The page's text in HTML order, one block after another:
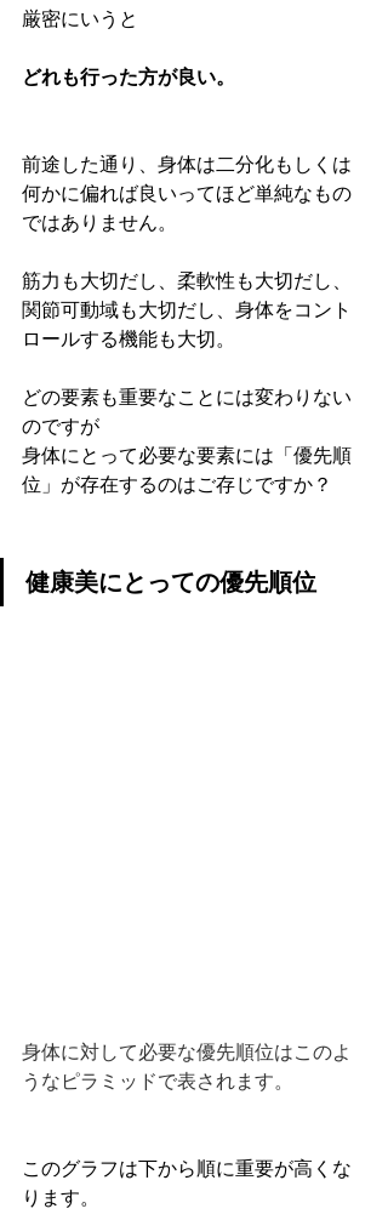
厳密にいうと
どれも行った方が良い。
前途した通り、身体は二分化もしくは
何かに偏れば良いってほど単純なもの
ではありません。
筋力も大切だし、柔軟性も大切だし、
関節可動域も大切だし、身体をコント
ロールする機能も大切。
どの要素も重要なことには変わりない
のですが
身体にとって必要な要素には「優先順
位」が存在するのはご存じですか？
健康美にとっての優先順位
身体に対して必要な優先順位はこのよ
うなピラミッドで表されます。
このグラフは下から順に重要が高くな
ります。